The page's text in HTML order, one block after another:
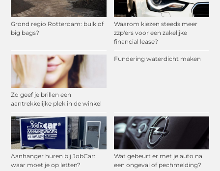
Grond regio Rotterdam: bulk of
big bags?
Waarom kiezen steeds meer
zzp'ers voor een zakelijke
financial lease?
Zo geef je brillen een
aantrekkelijke plek in de winkel
Fundering waterdicht maken
Aanhanger huren bij JobCar:
waar moet je op letten?
Wat gebeurt er met je auto na
een ongeval of pechmelding?